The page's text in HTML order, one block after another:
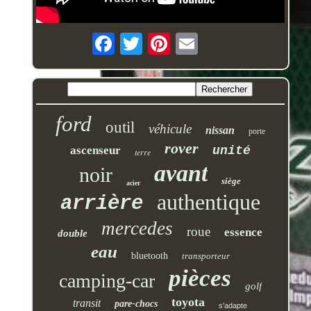
ford outil véhicule nissan porte
ascenseur terre rover unité
noir acier avant siège
arrière authentique
double mercedes roue essence
eau bluetooth transporteur
camping-car pièces golf
transit pare-chocs toyota s'adapte